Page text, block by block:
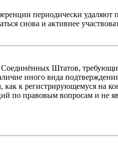
периодически удаляют
снова и активнее
Штатов,
иного вида
к регистрирующемуся на
по правовым вопросам и не